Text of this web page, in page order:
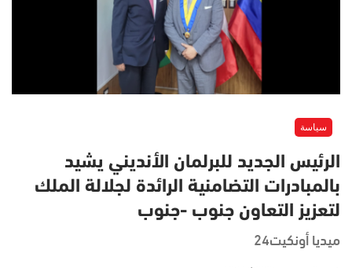
سياسة
الرئيس الجديد للبرلمان الأنديني يشيد
بالمبادرات التضامنية الرائدة لجلالة الملك
لتعزيز التعاون جنوب -جنوب
ميديا أونكيت24